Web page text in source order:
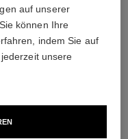
auf unserer
können Ihre
indem Sie auf
jederzeit unsere